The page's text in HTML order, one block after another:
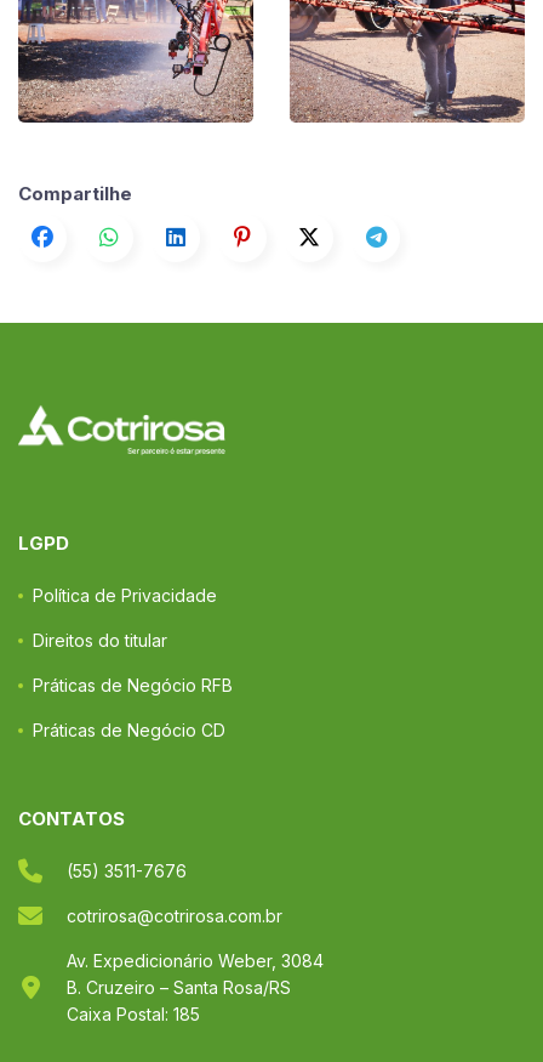
Compartilhe
LGPD
Política de Privacidade
Direitos do titular
Práticas de Negócio RFB
Práticas de Negócio CD
CONTATOS
(55) 3511-7676
cotrirosa@cotrirosa.com.br
Av. Expedicionário Weber, 3084
B. Cruzeiro – Santa Rosa/RS
Caixa Postal: 185